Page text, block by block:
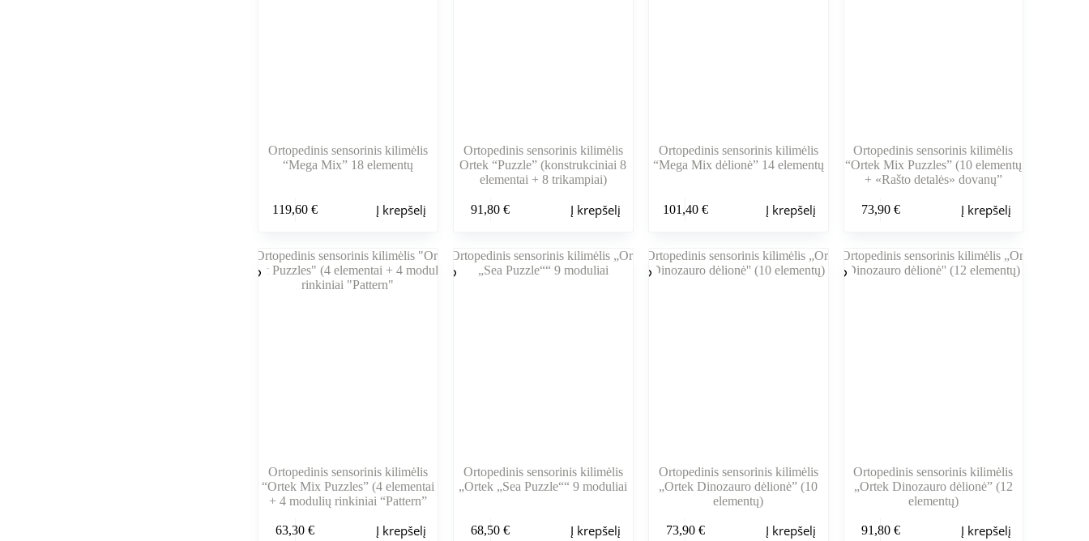
Ortopedinis sensorinis kilimėlis
“Mega Mix” 18 elementų
119,60€ Į krepšelį
Ortopedinis sensorinis kilimėlis
Ortek “Puzzle” (konstrukciniai 8
elementai + 8 trikampiai)
91,80 € Į krepšelį
Ortopedinis sensorinis kilimėlis
“Mega Mix dėlionė” 14 elementų
101,40 € Į krepšelį
Ortopedinis sensorinis kilimėlis
“Ortek Mix Puzzles” (10 elementų
+ «Rašto detalės» dovanų”
73,90 € Į krepšelį
Ortopedinis sensorinis kilimėlis
“Ortek Mix Puzzles” (4 elementai
+ 4 modulių rinkiniai “Pattern”
63,30€ Į krepšelį
Ortopedinis sensorinis kilimėlis
„Ortek „Sea Puzzle““ 9 moduliai
68,50 € Į krepšelį
Ortopedinis sensorinis kilimėlis
„Ortek Dinozauro dėlionė” (10
elementų)
73,90 € Į krepšelį
Ortopedinis sensorinis kilimėlis
„Ortek Dinozauro dėlionė” (12
elementų)
91,80 € Į krepšelį